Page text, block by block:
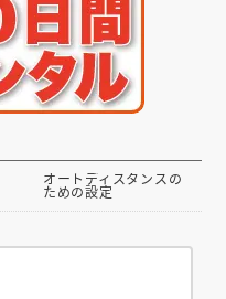
オートディスタンスの
ための設定